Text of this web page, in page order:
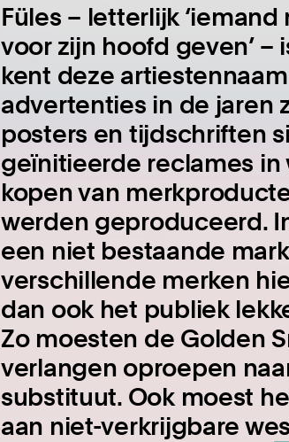
Füles – letterlijk
voor zijn hoofd geven’
kent deze
advertenties in de jaren
posters en tijdschriften
geïnitieerde reclames in
kopen van
werden geproduceerd.
een niet bestaande
verschillende merken
dan ook het publiek
Zo moesten de Golden
verlangen oproepen
substituut. Ook moest
aan niet-verkrijgbare